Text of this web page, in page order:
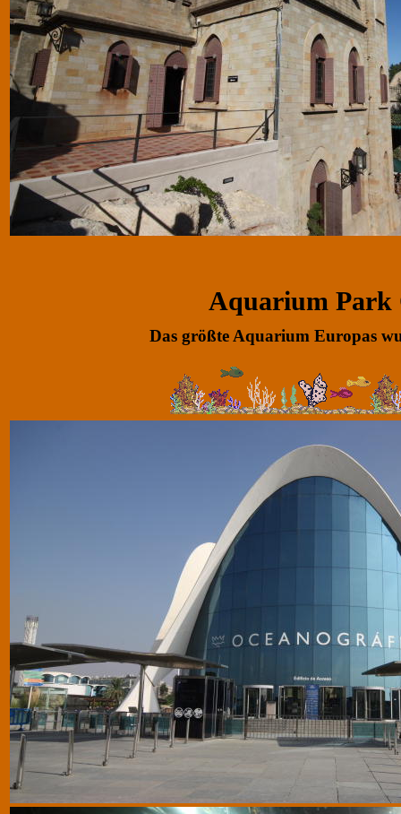
Aquarium Park
Das größte Aquarium Europas